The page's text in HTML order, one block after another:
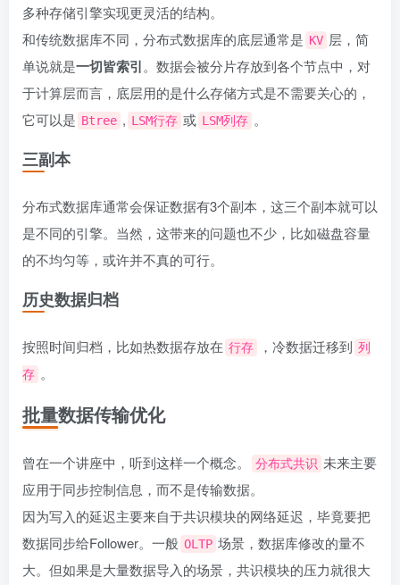
多种存储引擎实现更灵活的结构。
和传统数据库不同，分布式数据库的底层通常是 KV 层，简
单说就是一切皆索引。数据会被分片存放到各个节点中，对
于计算层而言，底层用的是什么存储方式是不需要关心的，
它可以是 Btree , LSM行存 或 LSM列存 。
三副本
分布式数据库通常会保证数据有3个副本，这三个副本就可以
是不同的引擎。当然，这带来的问题也不少，比如磁盘容量
的不均匀等，或许并不真的可行。
历史数据归档
按照时间归档，比如热数据存放在 行存 ，冷数据迁移到 列
存 。
批量数据传输优化
曾在一个讲座中，听到这样一个概念。 分布式共识 未来主要
应用于同步控制信息，而不是传输数据。
因为写入的延迟主要来自于共识模块的网络延迟，毕竟要把
数据同步给Follower。一般 OLTP 场景，数据库修改的量不
大。但如果是大量数据导入的场景，共识模块的压力就很大